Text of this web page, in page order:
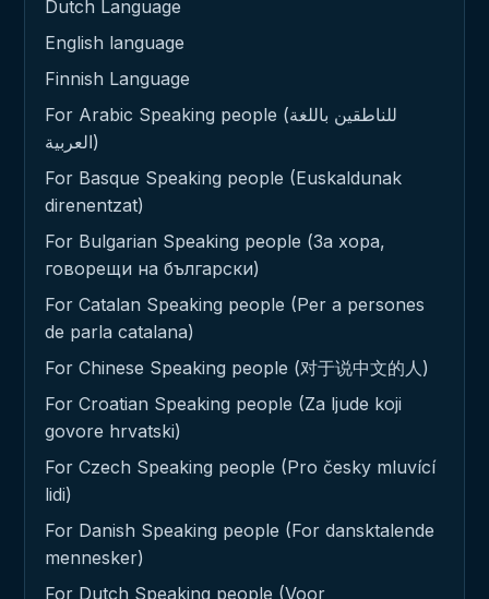
Dutch Language
English language
Finnish Language
For Arabic Speaking people (للناطقين باللغة
العربية)
For Basque Speaking people (Euskaldunak
direnentzat)
For Bulgarian Speaking people (За хора,
говорещи на български)
For Catalan Speaking people (Per a persones
de parla catalana)
For Chinese Speaking people (对于说中文的人)
For Croatian Speaking people (Za ljude koji
govore hrvatski)
For Czech Speaking people (Pro česky mluvící
lidi)
For Danish Speaking people (For dansktalende
mennesker)
For Dutch Speaking people (Voor